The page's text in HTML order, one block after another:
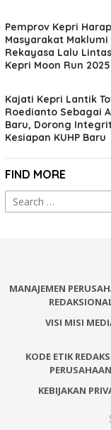
Pemprov Kepri Harap
Masyarakat Maklumi
Rekayasa Lalu Lintas
Kepri Moon Run 2025
Kajati Kepri Lantik
Roedianto Sebagai
Baru, Dorong
Kesiapan KUHP Baru
FIND MORE
Search
for:
MANAJEMEN
VISI MISI
KODE ETIK
PERUSAHAAN
KEBIJAKAN